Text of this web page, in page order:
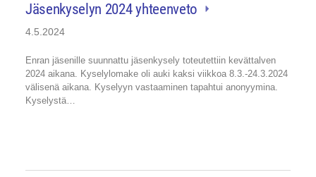
Jäsenkyselyn 2024 yhteenveto
4.5.2024
Enran jäsenille suunnattu jäsenkysely toteutettiin kevättalven
2024 aikana. Kyselylomake oli auki kaksi viikkoa 8.3.-24.3.2024
välisenä aikana. Kyselyyn vastaaminen tapahtui anonyymina.
Kyselystä…